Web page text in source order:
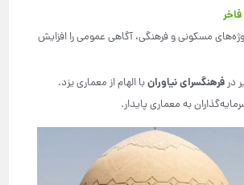
مسکونی و فرهنگی، آگاهی عمومی را افزایش
درفرهنگسرای نیاورانبا الهام از معماری یزد.
به معماری پایدار.